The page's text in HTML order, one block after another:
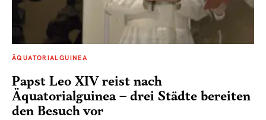
ÄQUATORIALGUINEA
Papst Leo XIV reist nach
Äquatorialguinea – drei Städte bereiten
den Besuch vor